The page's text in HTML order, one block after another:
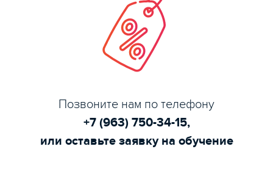
Позвоните нам по телефону
+7 (963) 750-34-15,
или оставьте заявку на обучение